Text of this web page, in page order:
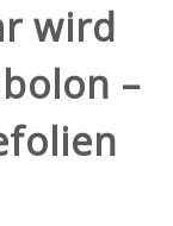
wird
–